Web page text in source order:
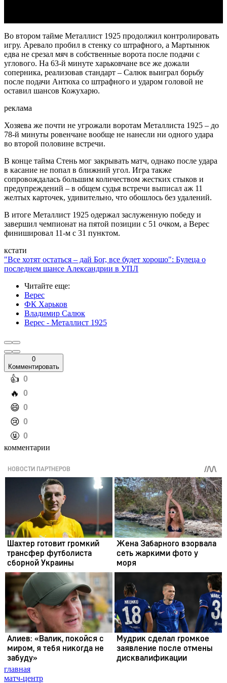
Во втором тайме Металлист 1925 продолжил контролировать
игру. Аревало пробил в стенку со штрафного, а Мартынюк
едва не срезал мяч в собственные ворота после подачи с
углового. На 63-й минуте харьковчане все же дожали
соперника, реализовав стандарт – Салюк выиграл борьбу
после подачи Антюха со штрафного и ударом головой не
оставил шансов Кожухарю.
реклама
Хозяева же почти не угрожали воротам Металлиста 1925 – до
78-й минуты ровенчане вообще не нанесли ни одного удара
во второй половине встречи.
В конце тайма Стень мог закрывать матч, однако после удара
в касание не попал в ближний угол. Игра также
сопровождалась большим количеством жестких стыков и
предупреждений – в общем судья встречи выписал аж 11
желтых карточек, удивительно, что обошлось без удалений.
В итоге Металлист 1925 одержал заслуженную победу и
завершил чемпионат на пятой позиции с 51 очком, а Верес
финишировал 11-м с 31 пунктом.
кстати
"Все хотят остаться – дай Бог, все будет хорошо": Булеца о
последнем шансе Александрии в УПЛ
Читайте еще:
Верес
ФК Харьков
Владимир Салюк
Верес - Металлист 1925
0
Комментировать
️👍 0
️🔥 0
️😄 0
️😢 0
️🤬 0
комментарии
главная
матч-центр